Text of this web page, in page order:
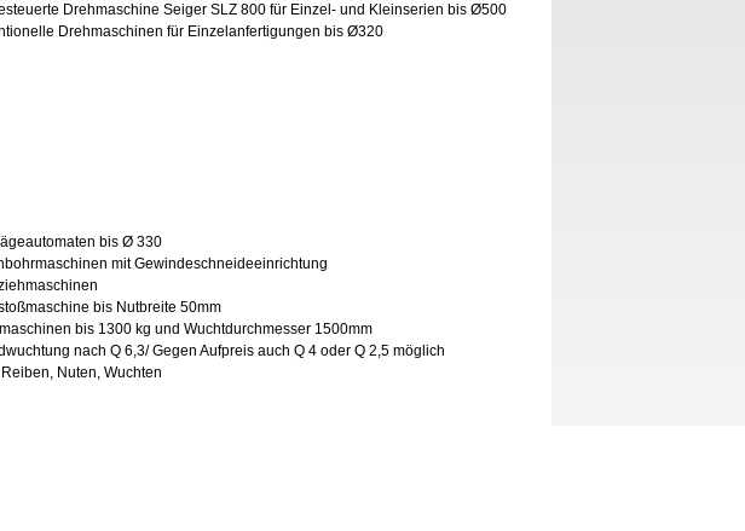
Drehmaschine Seiger SLZ 800 für Einzel- und Kleinserien bis Ø500
Drehmaschinen für Einzelanfertigungen bis Ø320
bis Ø 330
mit Gewindeschneideeinrichtung
bis Nutbreite 50mm
bis 1300 kg und Wuchtdurchmesser 1500mm
nach Q 6,3/ Gegen Aufpreis auch Q 4 oder Q 2,5 möglich
Nuten, Wuchten